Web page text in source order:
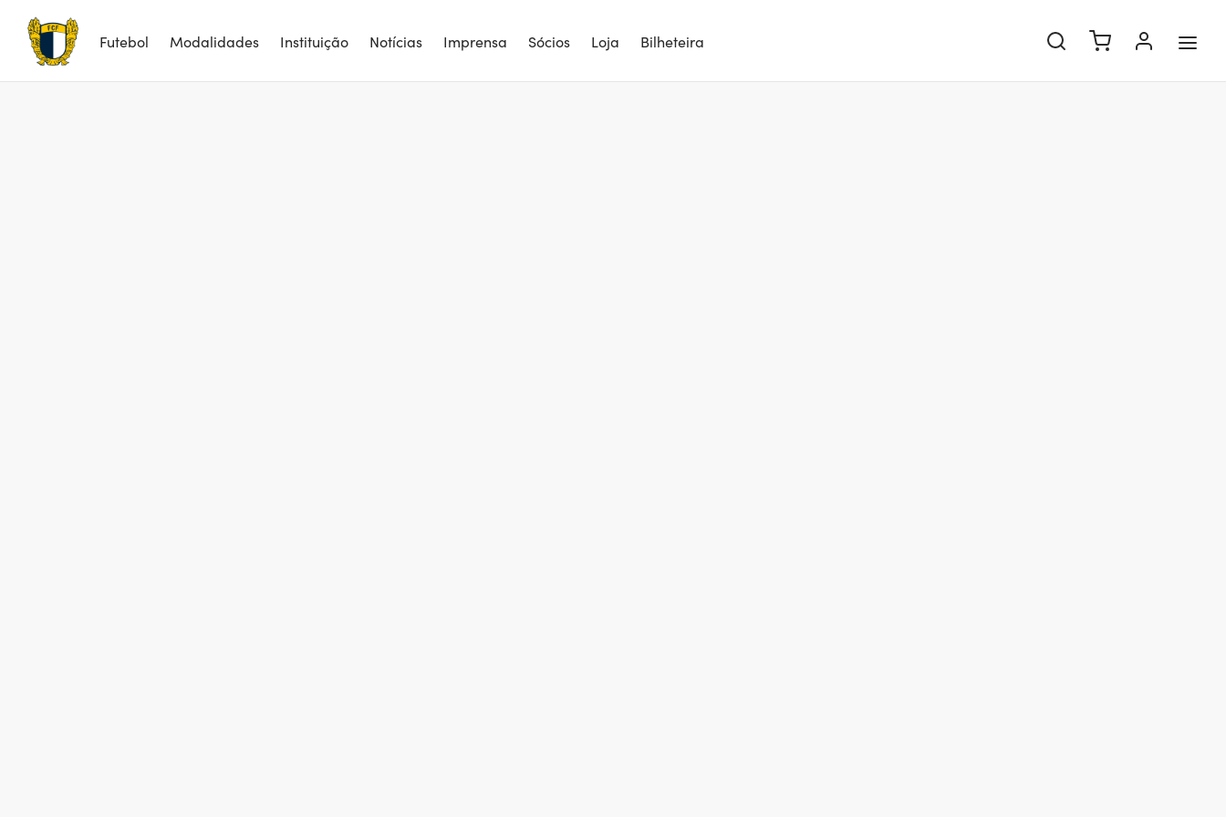
Futebol Modalidades Instituição Notícias Imprensa Sócios Loja Bilheteira